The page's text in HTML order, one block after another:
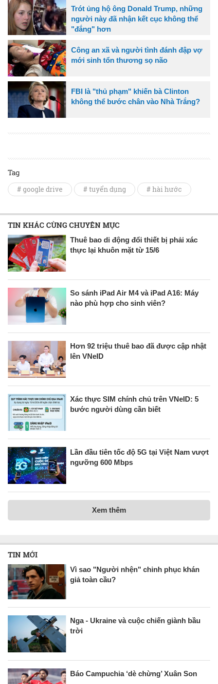
Trót ủng hộ ông Donald Trump, những
người này đã nhận kết cục không thể
"đắng" hơn
Công an xã và người tình đánh đập vợ
mới sinh tổn thương sọ não
FBI là "thủ phạm" khiến bà Clinton
không thể bước chân vào Nhà Trắng?
Tag
# google drive # tuyển dụng # hài hước
TIN KHÁC CÙNG CHUYÊN MỤC
Thuê bao di động đổi thiết bị phải xác
thực lại khuôn mặt từ 15/6
So sánh iPad Air M4 và iPad A16: Máy
nào phù hợp cho sinh viên?
Hơn 92 triệu thuê bao đã được cập nhật
lên VNeID
Xác thực SIM chính chủ trên VNeID: 5
bước người dùng cần biết
Lần đầu tiên tốc độ 5G tại Việt Nam vượt
ngưỡng 600 Mbps
Xem thêm
TIN MỚI
Vì sao "Người nhện" chinh phục khán
giả toàn cầu?
Nga - Ukraine và cuộc chiến giành bầu
trời
Báo Campuchia ‘dè chừng’ Xuân Son